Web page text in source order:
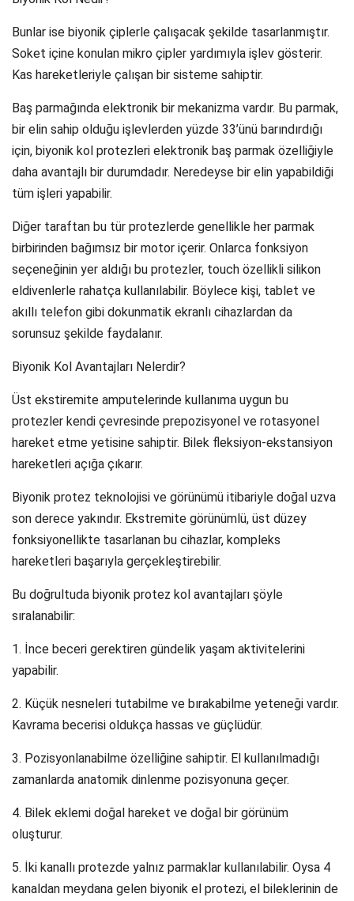
Bunlar ise biyonik çiplerle çalışacak şekilde tasarlanmıştır.
Soket içine konulan mikro çipler yardımıyla işlev gösterir.
Kas hareketleriyle çalışan bir sisteme sahiptir.
Baş parmağında elektronik bir mekanizma vardır. Bu parmak,
bir elin sahip olduğu işlevlerden yüzde 33’ünü barındırdığı
için, biyonik kol protezleri elektronik baş parmak özelliğiyle
daha avantajlı bir durumdadır. Neredeyse bir elin yapabildiği
tüm işleri yapabilir.
Diğer taraftan bu tür protezlerde genellikle her parmak
birbirinden bağımsız bir motor içerir. Onlarca fonksiyon
seçeneğinin yer aldığı bu protezler, touch özellikli silikon
eldivenlerle rahatça kullanılabilir. Böylece kişi, tablet ve
akıllı telefon gibi dokunmatik ekranlı cihazlardan da
sorunsuz şekilde faydalanır.
Biyonik Kol Avantajları Nelerdir?
Üst ekstiremite amputelerinde kullanıma uygun bu
protezler kendi çevresinde prepozisyonel ve rotasyonel
hareket etme yetisine sahiptir. Bilek fleksiyon-ekstansiyon
hareketleri açığa çıkarır.
Biyonik protez teknolojisi ve görünümü itibariyle doğal uzva
son derece yakındır. Ekstremite görünümlü, üst düzey
fonksiyonellikte tasarlanan bu cihazlar, kompleks
hareketleri başarıyla gerçekleştirebilir.
Bu doğrultuda biyonik protez kol avantajları şöyle
sıralanabilir:
1. İnce beceri gerektiren gündelik yaşam aktivitelerini
yapabilir.
2. Küçük nesneleri tutabilme ve bırakabilme yeteneği vardır.
Kavrama becerisi oldukça hassas ve güçlüdür.
3. Pozisyonlanabilme özelliğine sahiptir. El kullanılmadığı
zamanlarda anatomik dinlenme pozisyonuna geçer.
4. Bilek eklemi doğal hareket ve doğal bir görünüm
oluşturur.
5. İki kanallı protezde yalnız parmaklar kullanılabilir. Oysa 4
kanaldan meydana gelen biyonik el protezi, el bileklerinin de